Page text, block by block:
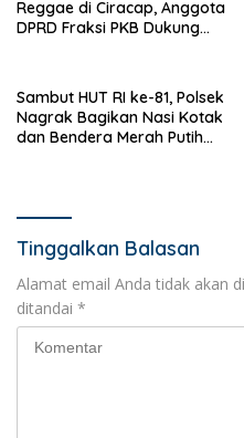
Reggae di Ciracap, Anggota
DPRD Fraksi PKB Dukung
Sambut HUT RI ke-81, Polsek
Nagrak Bagikan Nasi Kotak
dan Bendera Merah Putih
Tinggalkan Balasan
Alamat email Anda tidak akan
ditandai *